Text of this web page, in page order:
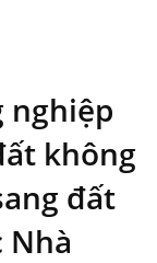
nghiệp
không
đất
Nhà